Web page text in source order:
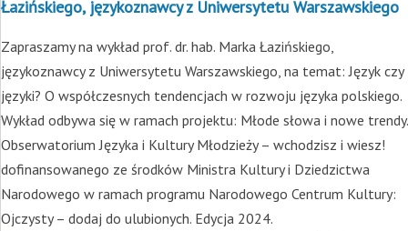
Łazińskiego, językoznawcy z Uniwersytetu Warszawskiego
Zapraszamy na wykład prof. dr. hab. Marka Łazińskiego,
językoznawcy z Uniwersytetu Warszawskiego, na temat: Język czy
języki? O współczesnych tendencjach w rozwoju języka polskiego.
Wykład odbywa się w ramach projektu: Młode słowa i nowe trendy.
Obserwatorium Języka i Kultury Młodzieży – wchodzisz i wiesz!
dofinansowanego ze środków Ministra Kultury i Dziedzictwa
Narodowego w ramach programu Narodowego Centrum Kultury:
Ojczysty – dodaj do ulubionych. Edycja 2024.